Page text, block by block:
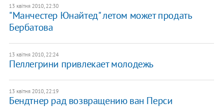
13 квітня 2010, 22:30
"Манчестер Юнайтед" летом может продать
Бербатова
13 квітня 2010, 22:24
Пеллегрини привлекает молодежь
13 квітня 2010, 22:19
Бендтнер рад возвращению ван Перси